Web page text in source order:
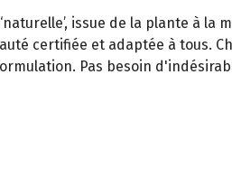
issue de la plante à la
certifiée et adaptée à tous.
Pas besoin